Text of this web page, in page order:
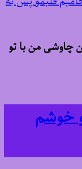
من با تو
خوشم